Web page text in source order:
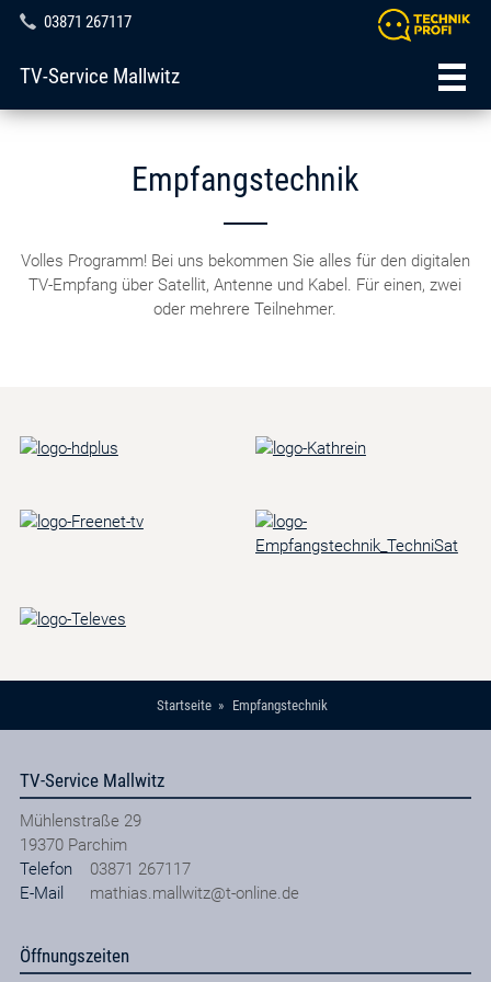
03871 267117
TV-Service Mallwitz
Empfangstechnik
Volles Programm! Bei uns bekommen Sie alles für den digitalen
TV-Empfang über Satellit, Antenne und Kabel. Für einen, zwei
oder mehrere Teilnehmer.
Startseite Empfangstechnik
TV-Service Mallwitz
Mühlenstraße 29
19370 Parchim
Telefon
03871 267117
E-Mail
mathias.mallwitz@t-online.de
Öffnungszeiten